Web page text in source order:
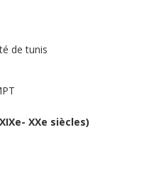
de tunis
XXe siècles)